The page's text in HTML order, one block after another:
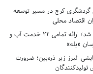
کرج در مسیر توسعه
اقتصاد محلی
آبفای البرز پیشتاز شد؛ ارائه تمامی ۲۲ خدمت آب و
«بله»
البرز زیر ذره‌بین؛ ضرورت
تولیدکنندگان